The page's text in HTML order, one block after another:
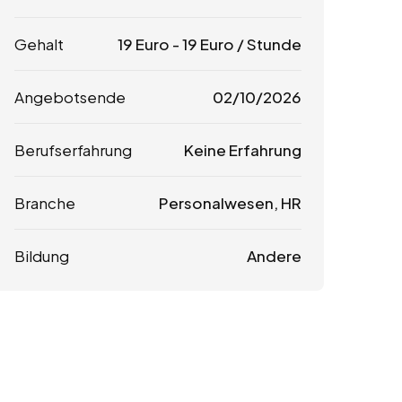
Gehalt 19 Euro -19 Euro / Stunde
Angebotsende 02/10/2026
Berufserfahrung Keine Erfahrung
Branche Personalwesen, HR
Bildung Andere